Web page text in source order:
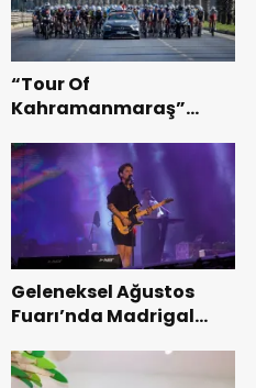
“Tour Of
Kahramanmaraş”
Bisikleti Turnuvası
Tamamlandı.
Geleneksel Ağustos
Fuarı’nda Madrigal